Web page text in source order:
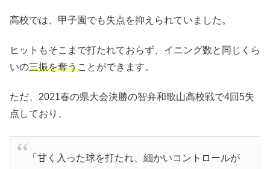
高校では、甲子園でも失点を抑えられていました。
ヒットもそこまで打たれておらず、イニング数と同じくら
いの三振を奪うことができます。
ただ、2021春の県大会決勝の智弁和歌山高校戦で4回5失
点しており、
「甘く入った球を打たれ、細かいコントロールが